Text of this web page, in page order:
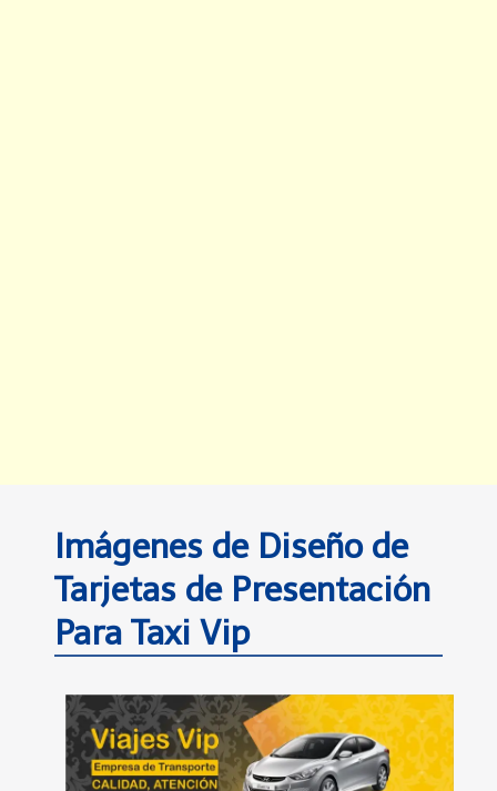
Imágenes de Diseño de
Tarjetas de Presentación
Para Taxi Vip